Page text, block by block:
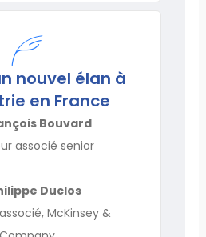
nouvel élan à
en France
Bouvard
associé senior
Duclos
McKinsey &